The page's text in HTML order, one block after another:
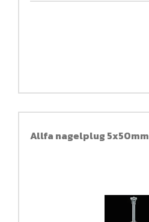
Allfa nagelplug 5x50mm